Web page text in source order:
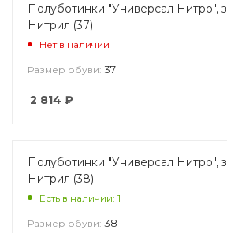
Полуботинки "Универсал Нитро",
Нитрил (37)
Нет в наличии
Размер обуви: 37
2 814 ₽
Полуботинки "Универсал Нитро",
Нитрил (38)
Есть в наличии: 1
Размер обуви: 38